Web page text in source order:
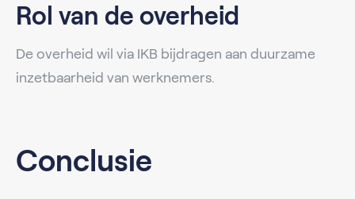
Rol van de overheid
De overheid wil via IKB bijdragen aan duurzame
inzetbaarheid van werknemers.
Conclusie